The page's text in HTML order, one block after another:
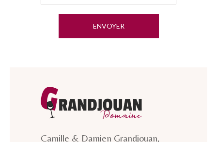
Camille & Damien Grandjouan,